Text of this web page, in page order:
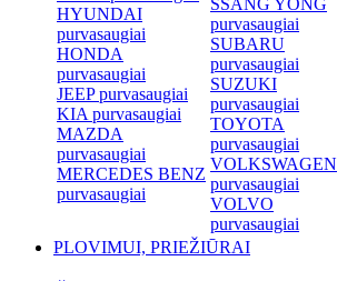
HYUNDAI
purvasaugiai
HONDA
purvasaugiai
JEEP purvasaugiai
KIA purvasaugiai
MAZDA
purvasaugiai
MERCEDES BENZ
purvasaugiai
SSANG YONG
purvasaugiai
SUBARU
purvasaugiai
SUZUKI
purvasaugiai
TOYOTA
purvasaugiai
VOLKSWAGEN
purvasaugiai
VOLVO
purvasaugiai
PLOVIMUI, PRIEŽIŪRAI